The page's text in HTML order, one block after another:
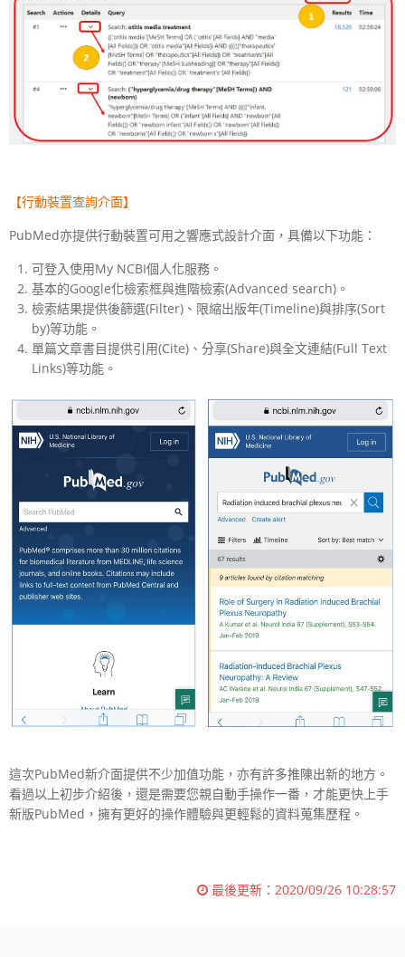
【行動裝置查詢介面】
PubMed亦提供行動裝置可用之響應式設計介面，具備以下功能：
可登入使用My NCBI個人化服務。
基本的Google化檢索框與進階檢索(Advanced search)。
檢索結果提供後篩選(Filter)、限縮出版年(Timeline)與排序(Sort
by)等功能。
單篇文章書目提供引用(Cite)、分享(Share)與全文連結(Full Text
Links)等功能。
這次PubMed新介面提供不少加值功能，亦有許多推陳出新的地方。
看過以上初步介紹後，還是需要您親自動手操作一番，才能更快上手
新版PubMed，擁有更好的操作體驗與更輕鬆的資料蒐集歷程。
最後更新： 2020/09/26 10:28:57